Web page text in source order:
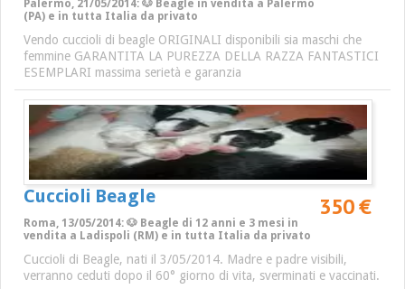
Palermo, 21/05/2014: 🐶 Beagle in vendita a Palermo
(PA) e in tutta Italia da privato
Vendo cuccioli di beagle ORIGINALI disponibili sia maschi che
femmine GARANTITA LA PUREZZA DELLA RAZZA FANTASTICI
ESEMPLARI massima serietà e garanzia
Cuccioli Beagle 350 €
Roma, 13/05/2014: 🐶 Beagle di 12 anni e 3 mesi in
vendita a Ladispoli (RM) e in tutta Italia da privato
Cuccioli di Beagle, nati il 3/05/2014. Madre e padre visibili,
verranno ceduti dopo il 60° giorno di vita, sverminati e vaccinati.